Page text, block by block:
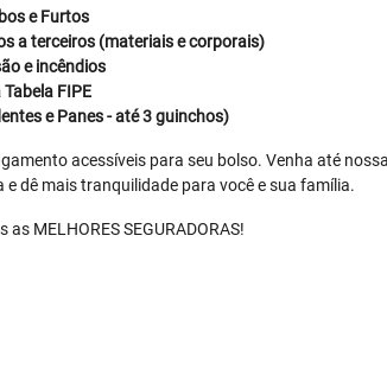
e Furtos
a terceiros (materiais e corporais)
e incêndios
FIPE
e Panes - até 3 guinchos)
acessíveis para seu bolso. Venha até
dê mais tranquilidade para você e sua família.
as MELHORES SEGURADORAS!